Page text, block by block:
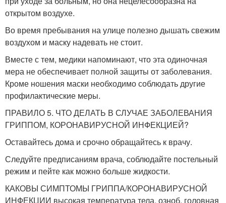
открытом воздухе.
Во время пребывания на улице полезно дышать свежим
воздухом и маску надевать не стоит.
Вместе с тем, медики напоминают, что эта одиночная
мера не обеспечивает полной защиты от заболевания.
Кроме ношения маски необходимо соблюдать другие
профилактические меры.
ПРАВИЛО 5. ЧТО ДЕЛАТЬ В СЛУЧАЕ ЗАБОЛЕВАНИЯ
ГРИППОМ, КОРОНАВИРУСНОЙ ИНФЕКЦИЕЙ?
Оставайтесь дома и срочно обращайтесь к врачу.
Следуйте предписаниям врача, соблюдайте постельный
режим и пейте как можно больше жидкости.
КАКОВЫ СИМПТОМЫ ГРИППА/КОРОНАВИРУСНОЙ
ИНФЕКЦИИ высокая температура тела, озноб, головная